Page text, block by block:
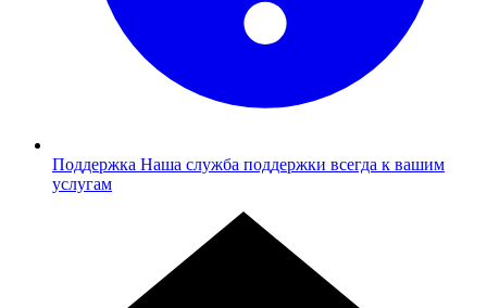
Поддержка Наша служба поддержки всегда к вашим
услугам